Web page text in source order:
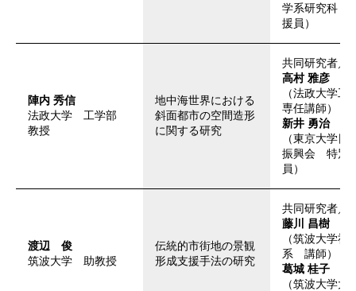
学系研究科
援員）
陣内 秀信
法政大学 工学部
教授
地中海世界における
斜面都市の空間造形
に関する研究
共同研究者／
高村 雅彦
（法政大学
専任講師）
新井 勇治
（東京大学日
振興会 特別
員）
渡辺 俊
筑波大学 助教授
伝統的市街地の景観
形成支援手法の研究
共同研究者／
藤川 昌樹
（筑波大学社
系 講師）
葛城 桂子
（筑波大学